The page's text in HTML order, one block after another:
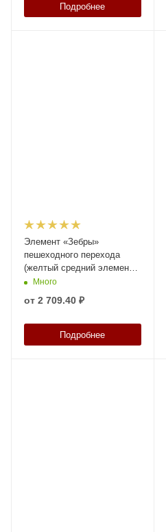
Подробнее
Элемент «Зебры»
пешеходного перехода
(желтый средний элемент
окрас в массе) высотой 58
Много
от 2 709.40 ₽
Подробнее